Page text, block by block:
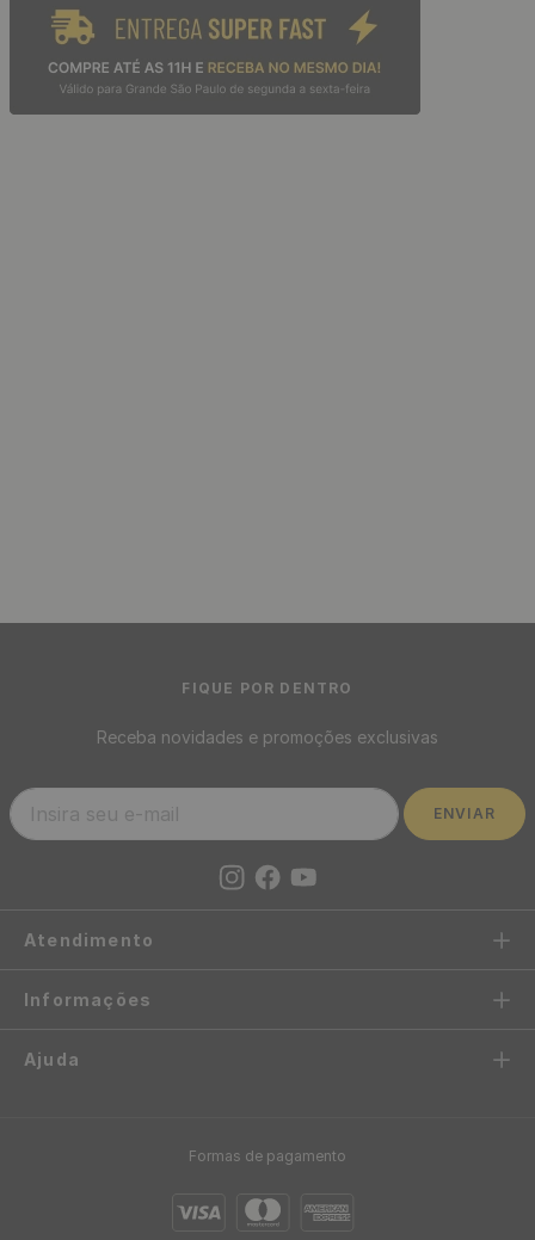
FIQUE POR DENTRO
Receba novidades e promoções exclusivas
ENVIAR
Atendimento
Informações
Ajuda
Formas de pagamento